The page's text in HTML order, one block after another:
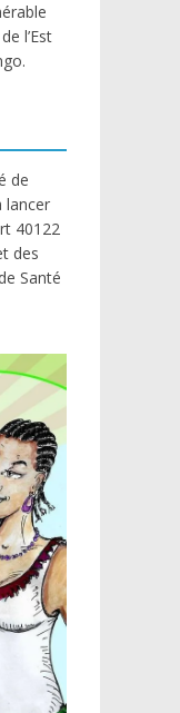
l’Est
de
lancer
40122
des
Santé